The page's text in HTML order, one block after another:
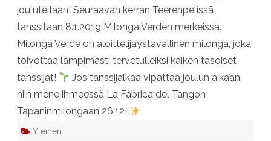
joulutellaan! Seuraavan kerran Teerenpelissä
tanssitaan 8.1.2019 Milonga Verden merkeissä.
Milonga Verde on aloittelijaystävällinen milonga, joka
toivottaa lämpimästi tervetulleiksi kaiken tasoiset
tanssijat!
Jos tanssijalkaa vipattaa joulun aikaan,
niin mene ihmeessä La Fábrica del Tangon
Tapaninmilongaan 26.12!
Yleinen